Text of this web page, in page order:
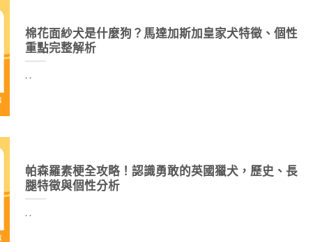
棉花面紗犬是什麼狗？馬達加斯加皇家犬特徵、個性
重點完整解析
. .
帕森羅素梗全攻略！認識勇敢的英國獵犬，歷史、長
腿特徵與個性分析
. .